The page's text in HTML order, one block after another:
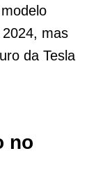
mas
da Tesla
no